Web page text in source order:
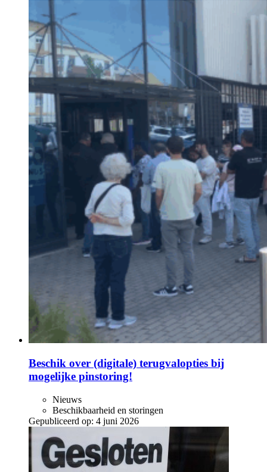
Beschik over (digitale) terugvalopties bij
mogelijke pinstoring!
Nieuws
Beschikbaarheid en storingen
Gepubliceerd op: 4 juni 2026